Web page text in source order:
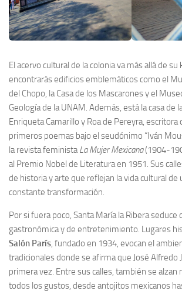
El acervo cultural de la colonia va más allá de su
encontrarás edificios emblemáticos como el
del Chopo, la Casa de los Mascarones y el
Geología de la UNAM. Además, está la casa de
Enriqueta Camarillo y Roa de Pereyra, escritora
primeros poemas bajo el seudónimo “Iván
la revista feministaLa Mujer Mexicana(1904-
al Premio Nobel de Literatura en 1951. Sus
de historia y arte que reflejan la vida cultural de
constante transformación.
Por si fuera poco, Santa María la Ribera seduce
gastronómica y de entretenimiento. Lugares
Salón París, fundado en 1934, evocan el
tradicionales donde se afirma que José Alfredo
primera vez. Entre sus calles, también se alzan
todos los gustos, desde antojitos mexicanos